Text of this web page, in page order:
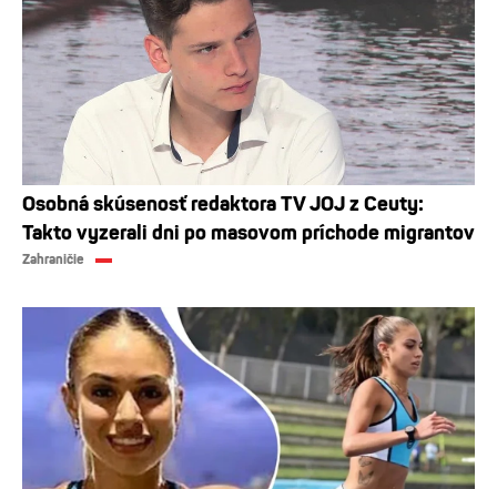
Osobná skúsenosť redaktora TV JOJ z Ceuty:
Takto vyzerali dni po masovom príchode migrantov
Zahraničie